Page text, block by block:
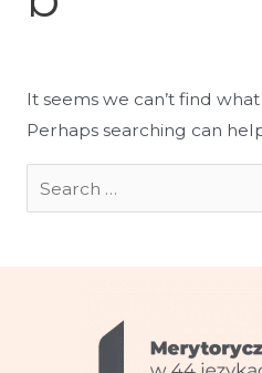
It seems we can’t find
Perhaps searching can